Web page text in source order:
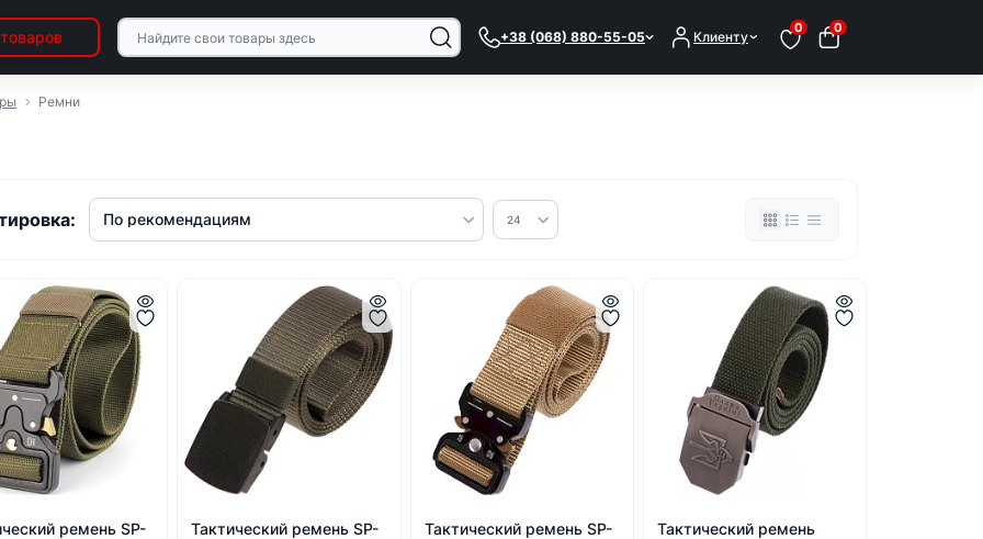
+38 (068) 880-55-05 Клиенту
0 0
Ремни
ремень SP-
Тактический ремень SP-
Тактический ремень SP-
Тактический ремень